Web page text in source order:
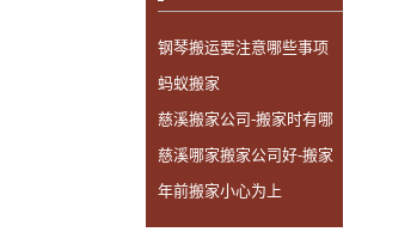
钢琴搬运要注意哪些事项
呢？
蚂蚁搬家
慈溪搬家公司-搬家时有哪
些小常识需要注意
慈溪哪家搬家公司好-搬家
前需要做什么准备
年前搬家小心为上